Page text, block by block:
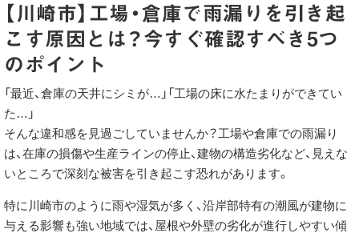
【川崎市】工場・倉庫で雨漏りを引き起
こす原因とは？今すぐ確認すべき5つ
のポイント
「最近、倉庫の天井にシミが…」「工場の床に水たまりができてい
た…」
そんな違和感を見過ごしていませんか？工場や倉庫での雨漏り
は、在庫の損傷や生産ラインの停止、建物の構造劣化など、見えな
いところで深刻な被害を引き起こす恐れがあります。
特に川崎市のように雨や湿気が多く、沿岸部特有の潮風が建物に
与える影響も強い地域では、屋根や外壁の劣化が進行しやすい傾